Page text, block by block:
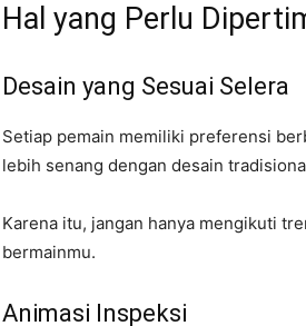
Hal yang Perlu
Desain yang Sesuai Selera
Setiap pemain memiliki preferensi
lebih senang dengan desain
Karena itu, jangan hanya mengikuti
bermainmu.
Animasi Inspeksi